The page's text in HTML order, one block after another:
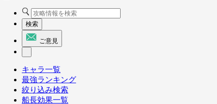
検索
ご意見
キャラ一覧
最強ランキング
絞り込み検索
船長効果一覧